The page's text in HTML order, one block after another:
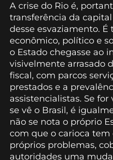
A crise do Rio é,
transferência da
desse esvaziamento.
econômico, político e
o Estado chegasse ao
visivelmente arrasado
fiscal, com parcos
prestados e a
assistencialistas. Se
se vê o Brasil, é
não se nota o próprio
com que o carioca tem
próprios problemas,
autoridades uma